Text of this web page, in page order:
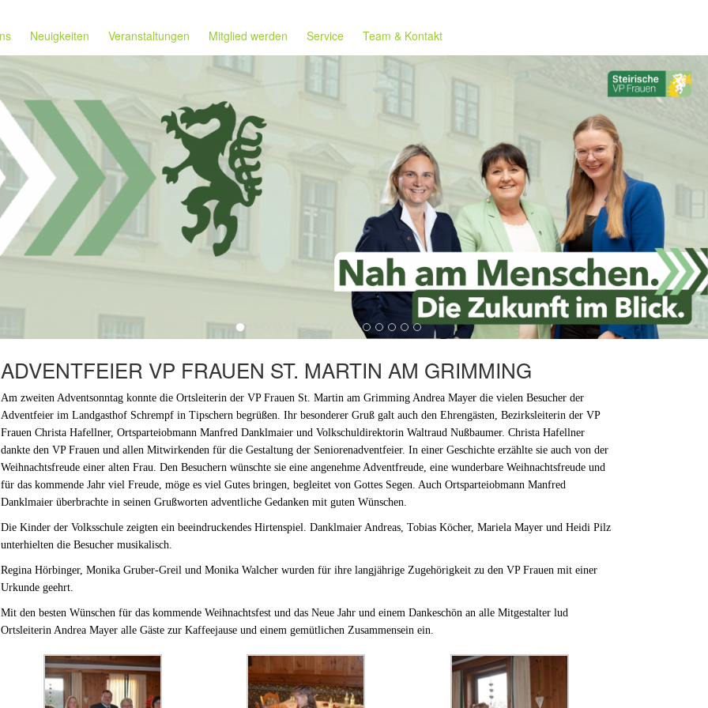
Neuigkeiten Veranstaltungen Mitglied werden Service Team & Kontakt
ADVENTFEIER VP FRAUEN ST. MARTIN AM GRIMMING
Am zweiten Adventsonntag konnte die Ortsleiterin der VP Frauen St. Martin am Grimming Andrea Mayer die vielen Besucher der
Adventfeier im Landgasthof Schrempf in Tipschern begrüßen. Ihr besonderer Gruß galt auch den Ehrengästen, Bezirksleiterin der VP
Frauen Christa Hafellner, Ortsparteiobmann Manfred Danklmaier und Volkschuldirektorin Waltraud Nußbaumer. Christa Hafellner
dankte den VP Frauen und allen Mitwirkenden für die Gestaltung der Seniorenadventfeier. In einer Geschichte erzählte sie auch von der
Weihnachtsfreude einer alten Frau. Den Besuchern wünschte sie eine angenehme Adventfreude, eine wunderbare Weihnachtsfreude und
für das kommende Jahr viel Freude, möge es viel Gutes bringen, begleitet von Gottes Segen. Auch Ortsparteiobmann Manfred
Danklmaier überbrachte in seinen Grußworten adventliche Gedanken mit guten Wünschen.
Die Kinder der Volksschule zeigten ein beeindruckendes Hirtenspiel. Danklmaier Andreas, Tobias Köcher, Mariela Mayer und Heidi Pilz
unterhielten die Besucher musikalisch.
Regina Hörbinger, Monika Gruber-Greil und Monika Walcher wurden für ihre langjährige Zugehörigkeit zu den VP Frauen mit einer
Urkunde geehrt.
Mit den besten Wünschen für das kommende Weihnachtsfest und das Neue Jahr und einem Dankeschön an alle Mitgestalter lud
Ortsleiterin Andrea Mayer alle Gäste zur Kaffeejause und einem gemütlichen Zusammensein ein.